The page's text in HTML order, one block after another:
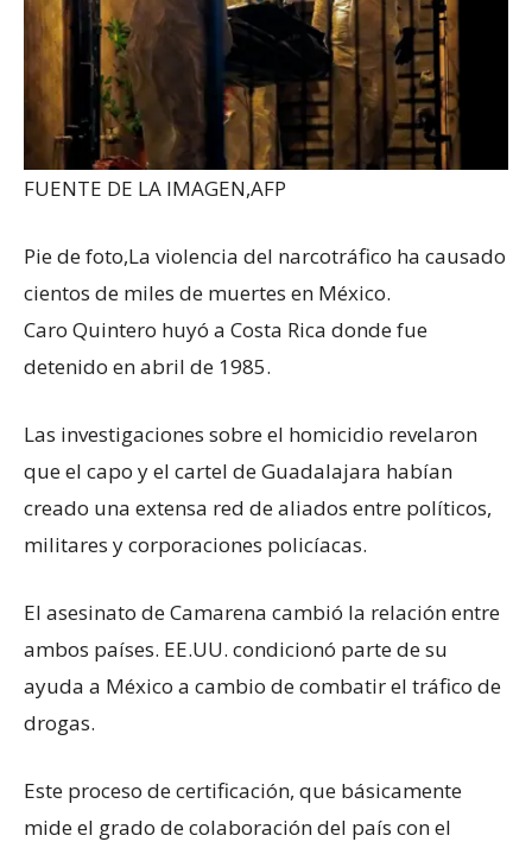
FUENTE DE LA IMAGEN,AFP
Pie de foto,La violencia del narcotráfico ha causado
cientos de miles de muertes en México.
Caro Quintero huyó a Costa Rica donde fue
detenido en abril de 1985.
Las investigaciones sobre el homicidio revelaron
que el capo y el cartel de Guadalajara habían
creado una extensa red de aliados entre políticos,
militares y corporaciones policíacas.
El asesinato de Camarena cambió la relación entre
ambos países. EE.UU. condicionó parte de su
ayuda a México a cambio de combatir el tráfico de
drogas.
Este proceso de certificación, que básicamente
mide el grado de colaboración del país con el